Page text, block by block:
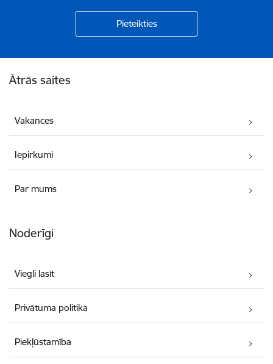
Ātrās saites
Vakances
Iepirkumi
Par mums
Noderīgi
Viegli lasīt
Privātuma politika
Piekļūstamība